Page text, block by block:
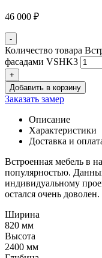
46 000 ₽
-
Количество товара
фасадами VSHK3
+
Добавить в корзину
Заказать замер
Описание
Характеристики
Доставка и
Встроенная мебель в
популярностью.
индивидуальному
остался очень доволен.
Ширина
820 мм
Высота
2400 мм